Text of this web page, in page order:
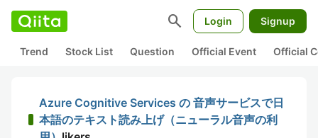
search Login Signup
Trend Stock List Question Official Event Official
Azure Cognitive Services の 音声サービスで日
本語のテキスト読み上げ（ニューラル音声の利